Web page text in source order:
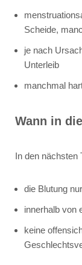
Scheide,
je nach
Unterleib
manchmal
Wann in
In den nächsten
die Blutung
innerhalb von
keine